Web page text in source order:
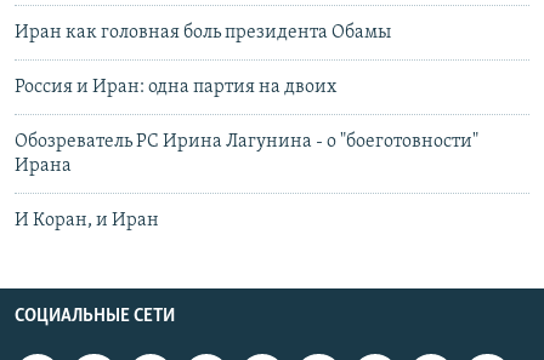
Иран как головная боль президента Обамы
Россия и Иран: одна партия на двоих
Обозреватель РС Ирина Лагунина - о "боеготовности"
Ирана
И Коран, и Иран
СОЦИАЛЬНЫЕ СЕТИ